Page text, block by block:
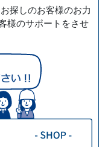
探しのお客様のお力
様のサポートをさせ